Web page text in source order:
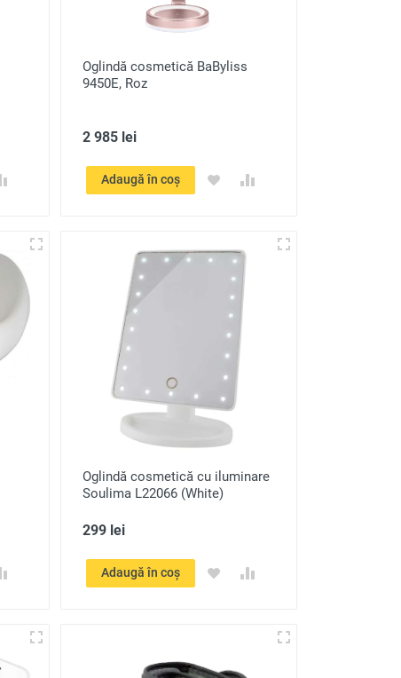
Oglindă cosmetică BaByliss
9450E, Roz
2 985 lei
Adaugă în coș
Oglindă cosmetică cu iluminare
Soulima L22066 (White)
299 lei
Adaugă în coș